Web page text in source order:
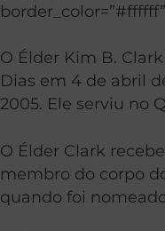
O Élder Kim B.
Dias em 4 de abril
2005. Ele serviu no
O Élder Clark
membro do corpo
quando foi